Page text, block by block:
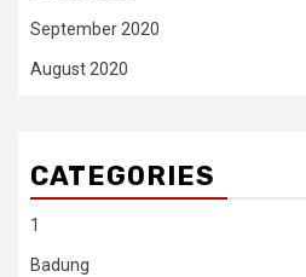
September 2020
August 2020
CATEGORIES
1
Badung